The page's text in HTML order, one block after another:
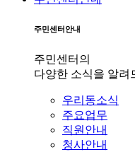
주민센터안내
주민센터의
다양한 소식을 알려
우리동소식
주요업무
직원안내
청사안내